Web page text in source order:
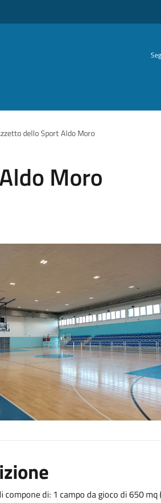
dello Sport Aldo Moro
Moro
compone di: 1 campo da gioco di 650 mq